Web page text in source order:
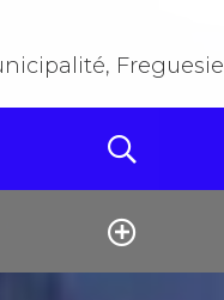
Freguesie